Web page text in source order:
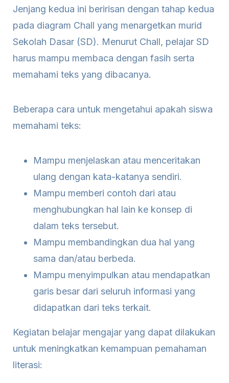
Jenjang kedua ini beririsan dengan tahap kedua
pada diagram Chall yang menargetkan murid
Sekolah Dasar (SD). Menurut Chall, pelajar SD
harus mampu membaca dengan fasih serta
memahami teks yang dibacanya.
Beberapa cara untuk mengetahui apakah siswa
memahami teks:
Mampu menjelaskan atau menceritakan
ulang dengan kata-katanya sendiri.
Mampu memberi contoh dari atau
menghubungkan hal lain ke konsep di
dalam teks tersebut.
Mampu membandingkan dua hal yang
sama dan/atau berbeda.
Mampu menyimpulkan atau mendapatkan
garis besar dari seluruh informasi yang
didapatkan dari teks terkait.
Kegiatan belajar mengajar yang dapat dilakukan
untuk meningkatkan kemampuan pemahaman
literasi: